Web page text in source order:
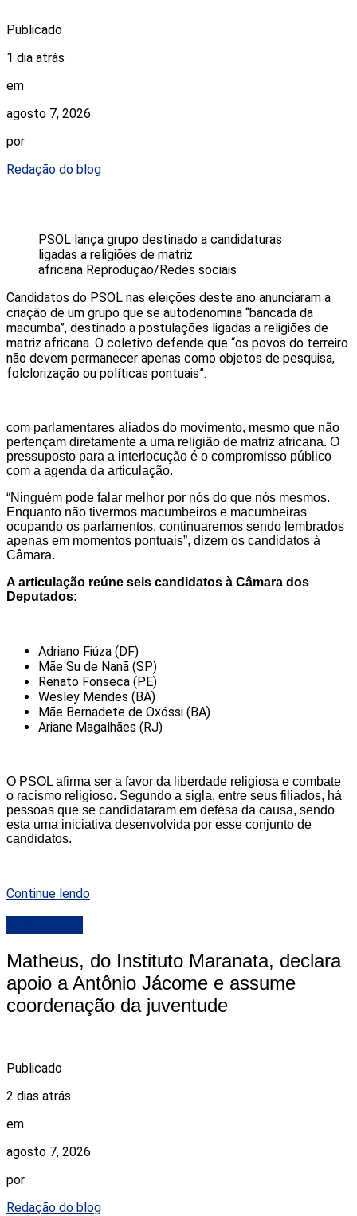
Publicado
1 dia atrás
em
agosto 7, 2026
por
Redação do blog
PSOL lança grupo destinado a candidaturas
ligadas a religiões de matriz
africana Reprodução/Redes sociais
Candidatos do PSOL nas eleições deste ano anunciaram a
criação de um grupo que se autodenomina “bancada da
macumba”, destinado a postulações ligadas a religiões de
matriz africana. O coletivo defende que “os povos do terreiro
não devem permanecer apenas como objetos de pesquisa,
folclorização ou políticas pontuais”.
com parlamentares aliados do movimento, mesmo que não
pertençam diretamente a uma religião de matriz africana. O
pressuposto para a interlocução é o compromisso público
com a agenda da articulação.
“Ninguém pode falar melhor por nós do que nós mesmos.
Enquanto não tivermos macumbeiros e macumbeiras
ocupando os parlamentos, continuaremos sendo lembrados
apenas em momentos pontuais”, dizem os candidatos à
Câmara.
A articulação reúne seis candidatos à Câmara dos
Deputados:
Adriano Fiúza (DF)
Mãe Su de Nanã (SP)
Renato Fonseca (PE)
Wesley Mendes (BA)
Mãe Bernadete de Oxóssi (BA)
Ariane Magalhães (RJ)
O PSOL afirma ser a favor da liberdade religiosa e combate
o racismo religioso. Segundo a sigla, entre seus filiados, há
pessoas que se candidataram em defesa da causa, sendo
esta uma iniciativa desenvolvida por esse conjunto de
candidatos.
Continue lendo
Matheus, do Instituto Maranata, declara
apoio a Antônio Jácome e assume
coordenação da juventude
Publicado
2 dias atrás
em
agosto 7, 2026
por
Redação do blog